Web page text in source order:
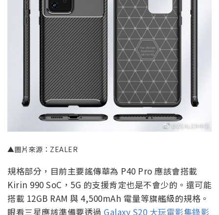
▲圖片來源：ZEALER
規格部分，目前主要謠傳華為 P40 Pro 應該會搭載
Kirin 990 SoC，5G 的支援肯定也是不會少的。還可能
搭載 12GB RAM 與 4,500mAh 電量等旗艦級的規格。
眼看三星應該準備要透過 Galaxy S20 大玩電影集錄影